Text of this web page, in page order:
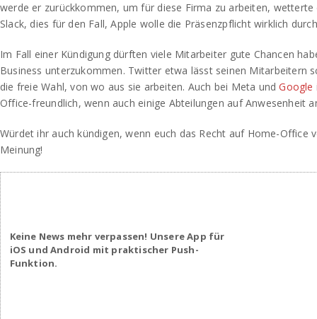
werde er zurückkommen, um für diese Firma zu arbeiten,
Slack, dies für den Fall, Apple wolle die Präsenzpflicht wirklich
Im Fall einer Kündigung dürften viele Mitarbeiter gute Chancen
Business unterzukommen. Twitter etwa lässt seinen Mitarbeitern
die freie Wahl, von wo aus sie arbeiten. Auch bei Meta undGoogle
Office-freundlich, wenn auch einige Abteilungen auf Anwesenheit
Würdet ihr auch kündigen, wenn euch das Recht auf Home-Office
Meinung!
Keine News mehr verpassen! Unsere App für
iOS und Android mit praktischer Push-
Funktion.